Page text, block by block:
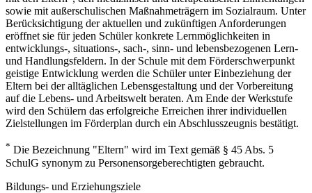
sowie mit außerschulischen Maßnahmeträgern im Sozialraum. Unter
Berücksichtigung der aktuellen und zukünftigen Anforderungen
eröffnet sie für jeden Schüler konkrete Lernmöglichkeiten in
entwicklungs-, situations-, sach-, sinn- und lebensbezogenen Lern-
und Handlungsfeldern. In der Schule mit dem Förderschwerpunkt
geistige Entwicklung werden die Schüler unter Einbeziehung der
Eltern bei der alltäglichen Lebensgestaltung und der Vorbereitung
auf die Lebens- und Arbeitswelt beraten. Am Ende der Werkstufe
wird den Schülern das erfolgreiche Erreichen ihrer individuellen
Zielstellungen im Förderplan durch ein Abschlusszeugnis bestätigt.
* Die Bezeichnung "Eltern" wird im Text gemäß § 45 Abs. 5
SchulG synonym zu Personensorgeberechtigten gebraucht.
Bildungs- und Erziehungsziele